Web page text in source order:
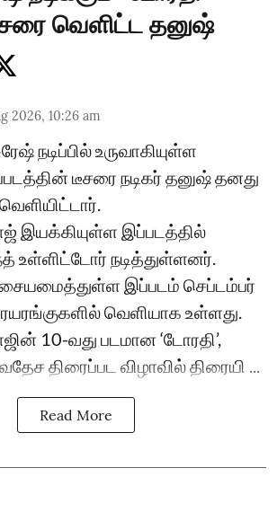
வெளிட்ட தனுஷ்
2026, 10:26 am
நடிப்பில் உருவாகியுள்ள
டீசரை நடிகர் தனுஷ் தனது
இயக்கியுள்ள இப்படத்தில்
உள்ளிட்டோர் நடித்துள்ளனர்.
இப்படம் செப்டம்பர்
வெளியாக உள்ளது.
10-வது படமான ‘டோரதி’,
திரைப்பட விழாவில் திரையி ...
Read More